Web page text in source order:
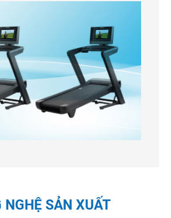
NGHỆ SẢN XUẤT